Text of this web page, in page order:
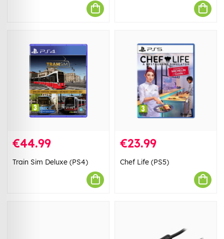
€44.99
Train Sim Deluxe (PS4)
€23.99
Chef Life (PS5)